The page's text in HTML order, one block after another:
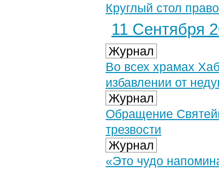
Круглый стол
11 Сентября
Журнал
Во всех храмах
избавлении от
Журнал
Обращение
трезвости
Журнал
«Это чудо